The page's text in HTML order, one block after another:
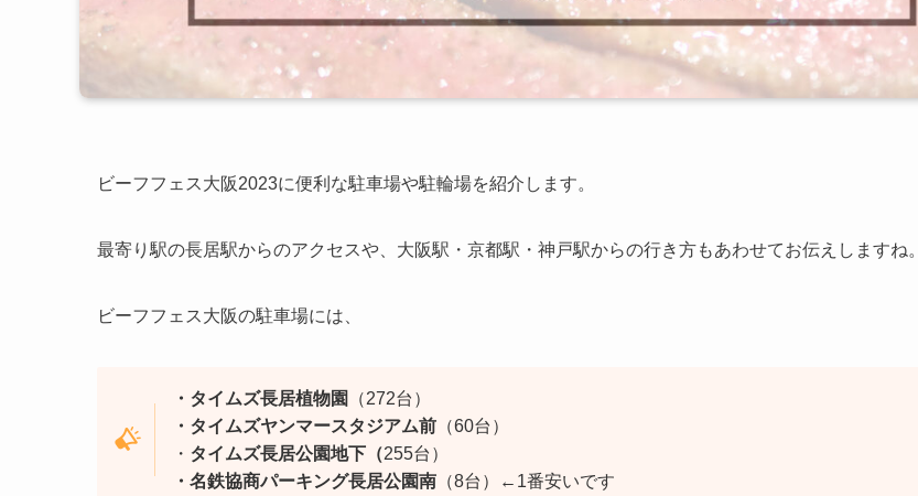
ビーフフェス大阪2023に便利な駐車場や駐輪場を紹介します。
最寄り駅の長居駅からのアクセスや、大阪駅・京都駅・神戸駅からの行き方もあわせてお伝えしますね。
ビーフフェス大阪の駐車場には、
・タイムズ長居植物園
（272台）
・タイムズヤンマースタジアム前 （60台）
・ タイムズ長居公園地下（255台）
・名鉄協商パーキング長居公園南 （8台）←1番安いです